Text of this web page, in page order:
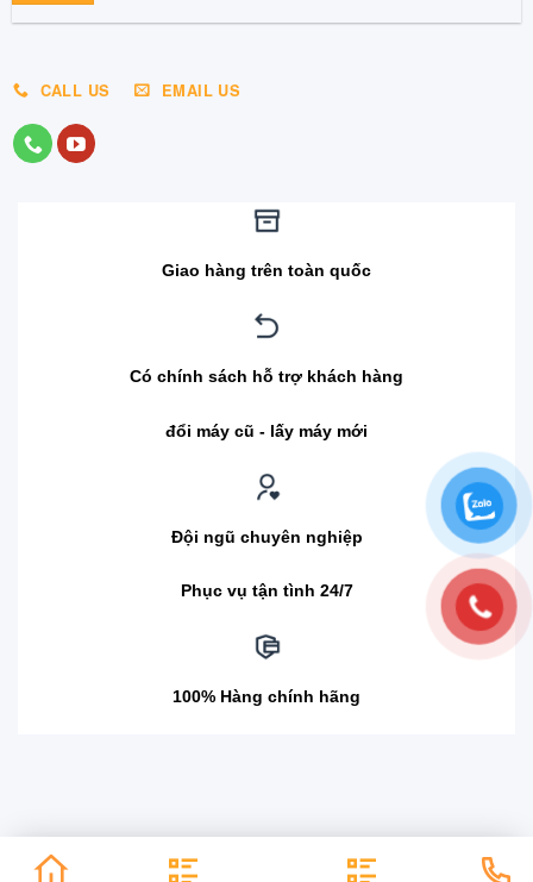
CALL US EMAIL US
Giao hàng trên toàn quốc
Có chính sách hỗ trợ khách hàng
đổi máy cũ - lấy máy mới
Đội ngũ chuyên nghiệp
Phục vụ tận tình 24/7
100% Hàng chính hãng